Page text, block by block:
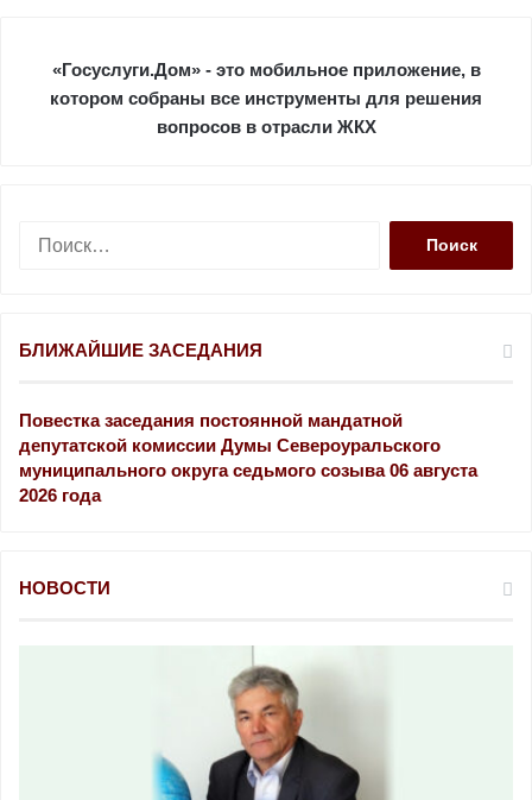
«Госуслуги.Дом» - это мобильное приложение, в
котором собраны все инструменты для решения
вопросов в отрасли ЖКХ
БЛИЖАЙШИЕ ЗАСЕДАНИЯ
Повестка заседания постоянной мандатной
депутатской комиссии Думы Североуральского
муниципального округа седьмого созыва 06 августа
2026 года
НОВОСТИ